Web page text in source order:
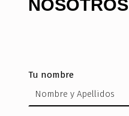
NOSOTROS
Tu nombre